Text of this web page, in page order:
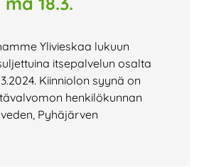
Ylivieskaa lukuun
itsepalvelun osalta
Kiinniolon syynä on
henkilökunnan
Pyhäjärven